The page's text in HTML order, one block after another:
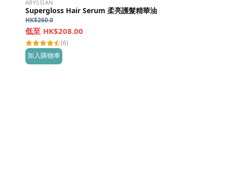
ABYSSIAN
Supergloss Hair Serum 柔亮護髮精華油
HK$260.0
HK$208.00
(6)
加入購物車